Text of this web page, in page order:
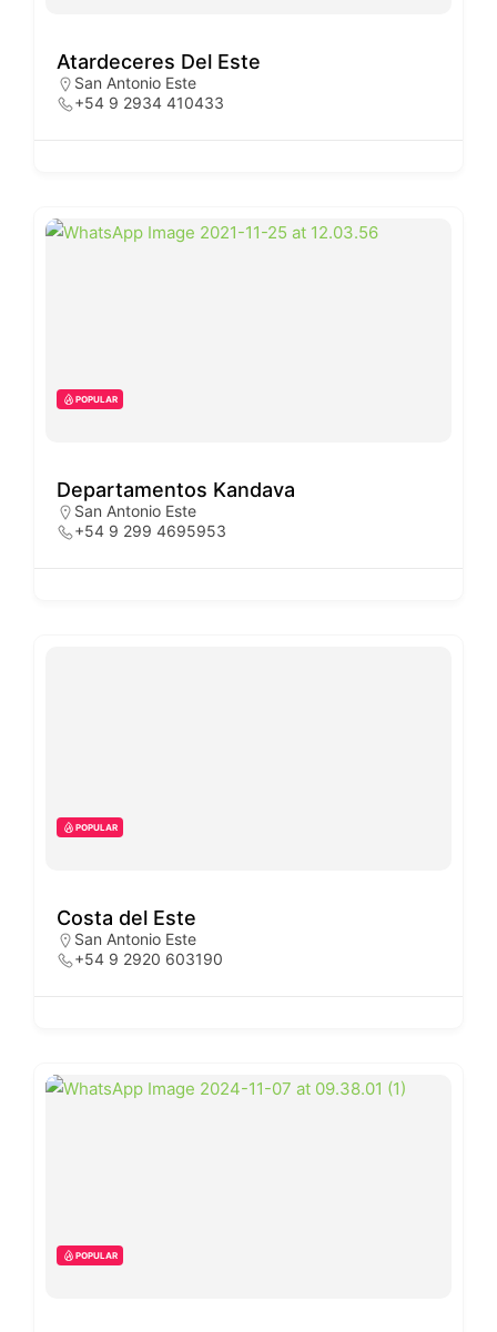
Atardeceres Del Este
San Antonio Este
+54 9 2934 410433
POPULAR
Departamentos Kandava
San Antonio Este
+54 9 299 4695953
POPULAR
Costa del Este
San Antonio Este
+54 9 2920 603190
POPULAR